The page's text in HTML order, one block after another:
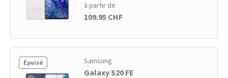
à partir de
109.95 CHF
Épuisé Samsung
Galaxy S20 FE